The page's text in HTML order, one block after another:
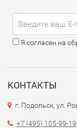
Я согласен на
КОНТАКТЫ
г. Подольск, ул.
+7 (495) 105-99-19